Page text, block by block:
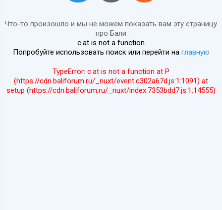
Что-то произошло и мы не можем показать вам эту страницу
про Бали
c.at is not a function
Попробуйте использовать поиск или перейти на главную
TypeError: c.at is not a function at P
(https://cdn.baliforum.ru/_nuxt/event.c302a67d.js:1:1091) at
setup (https://cdn.baliforum.ru/_nuxt/index.7353bdd7.js:1:14555)